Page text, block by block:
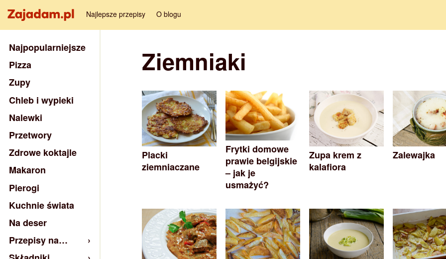
Najlepsze przepisy O blogu
Ziemniaki
Placki
ziemniaczane
Frytki domowe
prawie belgijskie
– jak je
usmażyć?
Zupa krem z
kalafiora
Zalewajka
Najpopularniejsze
Pizza
Zupy
Chleb i wypieki
Nalewki
Przetwory
Zdrowe koktajle
Makaron
Pierogi
Kuchnie świata
Na deser
Przepisy na…